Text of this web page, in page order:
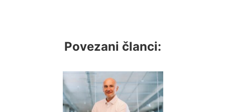
Povezani članci: